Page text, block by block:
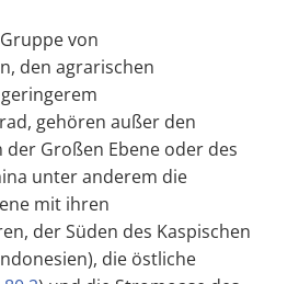
von
den agrarischen
gehören außer den
Großen Ebene oder des
unter anderem die
mit ihren
der Süden des Kaspischen
die östliche